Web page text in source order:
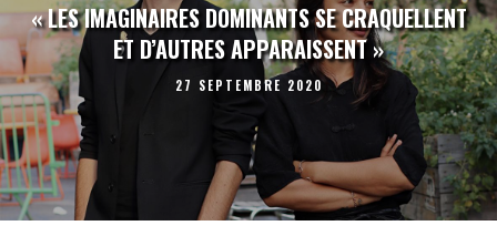
« LES IMAGINAIRES DOMINANTS SE CRAQUELLENT
ET D’AUTRES APPARAISSENT »
27 SEPTEMBRE 2020